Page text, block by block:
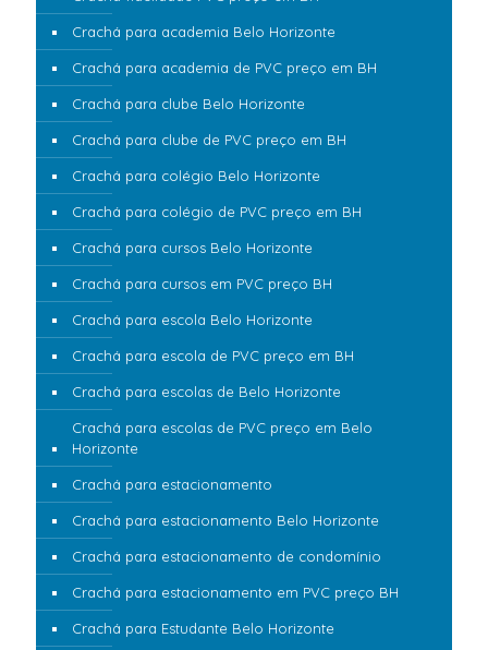
Crachá para academia Belo Horizonte
Crachá para academia de PVC preço em BH
Crachá para clube Belo Horizonte
Crachá para clube de PVC preço em BH
Crachá para colégio Belo Horizonte
Crachá para colégio de PVC preço em BH
Crachá para cursos Belo Horizonte
Crachá para cursos em PVC preço BH
Crachá para escola Belo Horizonte
Crachá para escola de PVC preço em BH
Crachá para escolas de Belo Horizonte
Crachá para escolas de PVC preço em Belo
Horizonte
Crachá para estacionamento
Crachá para estacionamento Belo Horizonte
Crachá para estacionamento de condomínio
Crachá para estacionamento em PVC preço BH
Crachá para Estudante Belo Horizonte